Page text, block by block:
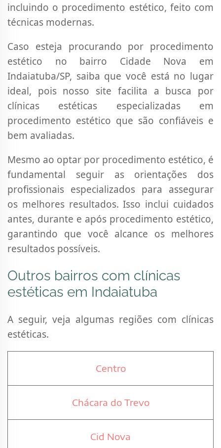
incluindo o procedimento estético, feito com
técnicas modernas.
Caso esteja procurando por procedimento
estético no bairro Cidade Nova em
Indaiatuba/SP, saiba que você está no lugar
ideal, pois nosso site facilita a busca por
clínicas estéticas especializadas em
procedimento estético que são confiáveis e
bem avaliadas.
Mesmo ao optar por procedimento estético, é
fundamental seguir as orientações dos
profissionais especializados para assegurar
os melhores resultados. Isso inclui cuidados
antes, durante e após procedimento estético,
garantindo que você alcance os melhores
resultados possíveis.
Outros bairros com clínicas
estéticas em Indaiatuba
A seguir, veja algumas regiões com clínicas
estéticas.
Centro
Chácara do Trevo
Cid Nova